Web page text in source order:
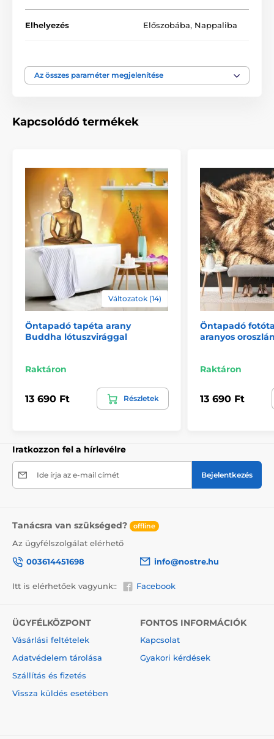
Az öntapadós tapéta mérete tekercsben (szélesség x
magasság, cm):
mérete49x1000 cm.
Környezetbarát és egészségkímélő
A nyomtatási technológia környezetkímélő, így a
tapéták bátran használhatók bármely helyiségben. A
felhasznált festékek megfelelnek a szigorú
egészségügyi és környezetvédelmi előírásoknak, és
VOC valamint GREENGUARD GOLD tanúsítvánnyal
rendelkeznek. Tapétáink PVC-mentesek, és a ragasztó
vízbázisú.
A felhelyezés előtt győződjön meg róla, hogy a fal
felülete sima, tiszta, zsír- és pormentes. A legjobb
eredmény érdekében ajánlott az alapozás. A nagy
tapadóerejű és rugalmas tapéták könnyen kezelhetők,
egyszerű. Ha szükséges, használja a mellékelt
Útmutató letöltése
Biztonságos csomagolás
A tapéta nyomtatás után feltekerve, papírszalagokkal
rögzítve, védőfóliába csomagolva, majd egy erős
szállítás során.
Elhelyezés Előszobába, Nappaliba
Tapéta technológia Lemosható,Öntapadós
Az összes paraméter megjelenítése
Kapcsolódó termékek
Változatok (14)
Öntapadó tapéta arany
Buddha lótuszvirággal
Raktáron
13 690 Ft Részletek
Öntapadó
aranyos
Raktáron
13 690 Ft
Iratkozzon fel a hírlevélre
Ide írja az e-mail címét Bejelentkezés
Tanácsra van szükséged? offline
Az ügyfélszolgálat elérhető
003614451698
info@nostre.hu
Itt is elérhetőek vagyunk:: Facebook
ÜGYFÉLKÖZPONT
Vásárlási feltételek
Adatvédelem tárolása
Szállítás és fizetés
Vissza küldés esetében
FONTOS INFORMÁCIÓK
Kapcsolat
Gyakori kérdések